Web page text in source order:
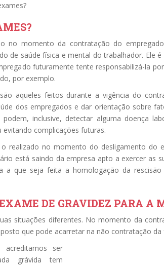
no momento da contratação do
de saúde física e mental do trabalhador. Ele
futuramente tente responsabilizá-la
por exemplo.
aqueles feitos durante a vigência do
dos empregados e dar orientação sobre
inclusive, detectar alguma doença
complicações futuras.
realizado no momento do desligamento do
está saindo da empresa apto a exercer as
a que seja feita a homologação da
DE GRAVIDEZ PARA A
situações diferentes. No momento da
que pode acarretar na não contratação da
ser
grávida tem